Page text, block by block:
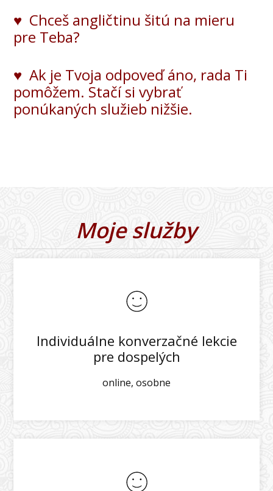
♥ Chceš angličtinu šitú na mieru
pre Teba?
♥ Ak je Tvoja odpoveď áno, rada Ti
pomôžem. Stačí si vybrať
ponúkaných služieb nižšie.
Moje služby
Individuálne konverzačné lekcie
pre dospelých
online, osobne